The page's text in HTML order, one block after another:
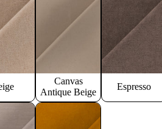
Canvas
Antique Beige
Espresso